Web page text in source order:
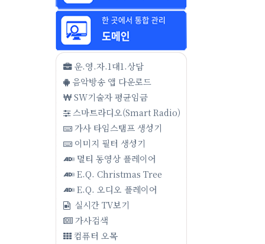
운.영.자.1대1.상담
음악방송 앱 다운로드
SW기술자 평균임금
스마트라디오(Smart Radio)
가사 타임스탬프 생성기
이미지 필터 생성기
멀티 동영상 플레이어
E.Q. Christmas Tree
E.Q. 오디오 플레이어
실시간 TV보기
가사검색
컴퓨터 오목